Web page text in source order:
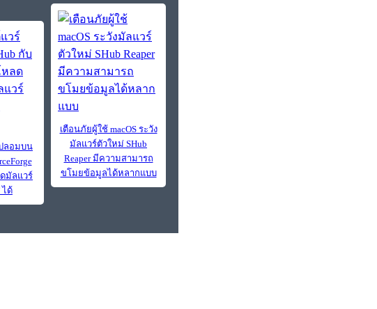
ลอมบน
มัลแวร์
ได้
เตือนภัยผู้ใช้ macOS ระวัง
มัลแวร์ตัวใหม่ SHub
Reaper มีความสามารถ
ขโมยข้อมูลได้หลากแบบ